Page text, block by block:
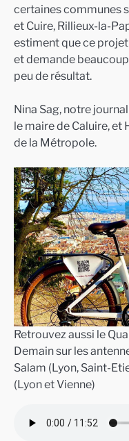
certaines communes
et Cuire, Rillieux-la-
estiment que ce projet
et demande
peu de résultat.
Nina Sag, notre
le maire de Caluire,
de la Métropole.
Retrouvez aussi le
Demain sur les
Salam (Lyon, Saint-
(Lyon et Vienne)